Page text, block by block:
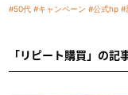
#50代 #キャンペーン #公式hp #
「リピート購買」の記